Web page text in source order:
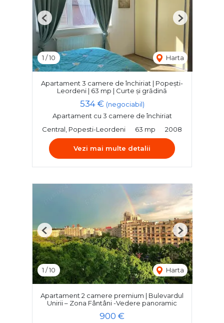
1 /10 Harta
Previous Next
Apartament 3 camere de închiriat | Popești-
Leordeni | 63 mp | Curte și grădină
534 € (negociabil)
Apartament cu 3 camere de închiriat
Central, Popesti-Leordeni
63 mp 2008
Vezi mai multe detalii
1 /10 Harta
Previous Next
Apartament 2 camere premium | Bulevardul
Unirii – Zona Fântâni -Vedere panoramic
900 €